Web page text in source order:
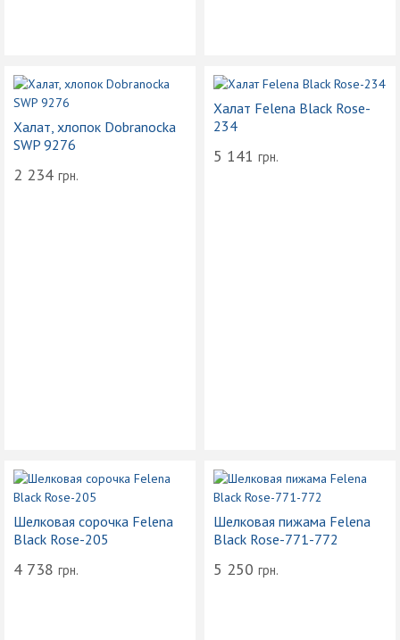
Халат, хлопок Dobranocka
SWP 9276
2 234 грн.
Халат Felena Black Rose-
234
5 141 грн.
Шелковая сорочка Felena
Black Rose-205
4 738 грн.
Шелковая пижама Felena
Black Rose-771-772
5 250 грн.